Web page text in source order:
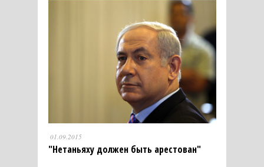
01.09.2015
"Нетаньяху должен быть арестован"